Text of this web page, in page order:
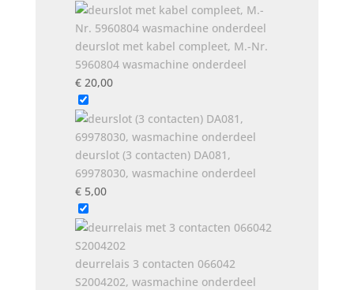
deurslot met kabel compleet, M.-Nr.
5960804 wasmachine onderdeel
€20,00
deurslot (3 contacten) DA081,
69978030, wasmachine onderdeel
€5,00
deurrelais 3 contacten 066042
S2004202, wasmachine onderdeel